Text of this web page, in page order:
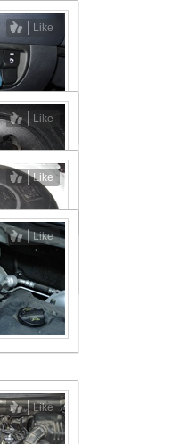
Like
Like
Like
Like
Like